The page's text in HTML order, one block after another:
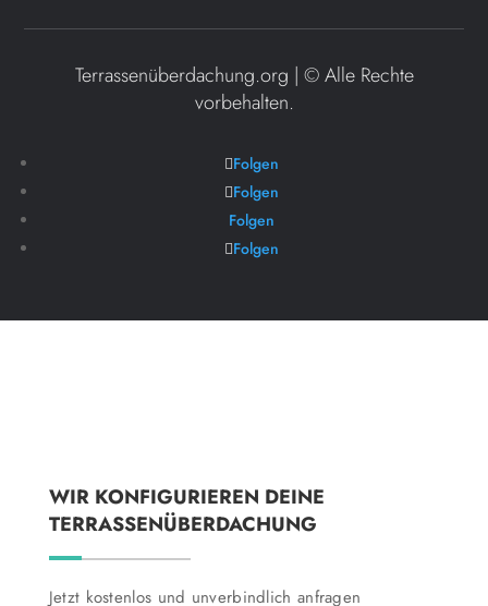
Terrassenüberdachung.org | ©Alle Rechte
vorbehalten.
Folgen
Folgen
Folgen
Folgen
WIR KONFIGURIEREN DEINE
TERRASSENÜBERDACHUNG
Jetzt kostenlos und unverbindlich anfragen